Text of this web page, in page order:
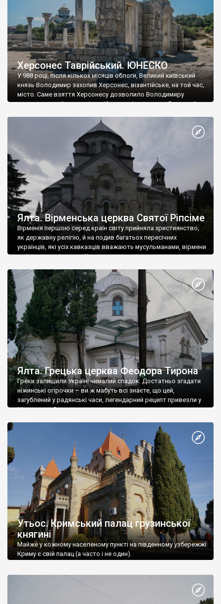
Херсонес Таврійський. ЮНЕСКО
У 988 році, після кількох місяців облоги, Великий київський
князь Володимир захопив Херсонес, візантійське, на той час,
місто. Саме взяття Херсонесу дозволило Володимиру
диктувати свої умови візантійському імператору Василю ІІ, та
Херсонесі Володимир-язичник, став Василем-християнином.
А потім було Хрещення Русі. На честь Херсонесу Таврійського
Ялта. Вірменська церква Святої Ріпсіме
Вірменія першою серед країн світу прийняла християнство,
як державну релігію, й на подив багатьох пересічних
українців, які усіх кавказців вважають мусульманами, вірмени
є відданими вірянами Христа
Ялта. Грецька церква Феодора Тирона
Греки залишили Україні чималий спадок. Достатньо згадати
ніжинські огірочки – ви ж мабуть всі знаєте, що цей,
загублений у радянські часи, легендарний рецепт привезли у
Ніжин греки?
Утьос. Кримський палац грузинської
княгині
Майже у кожному населеному пункті на південному узбережжі
Криму є свій палац (а часто і не один).